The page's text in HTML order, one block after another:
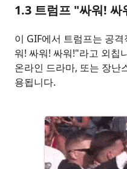
1.3 트럼프 "싸워! 싸
이 GIF에서 트럼프는 공
워! 싸워! 싸워!"라고 외칩
온라인 드라마, 또는 장난
용됩니다.